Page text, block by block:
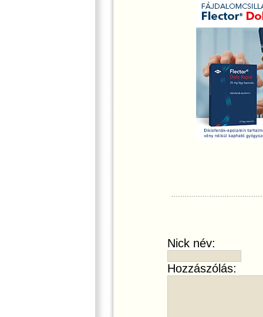
Nick név:
Hozzászólás: